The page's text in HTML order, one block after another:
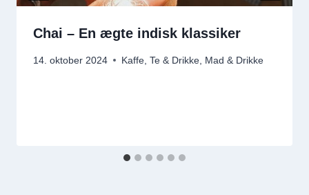
Chai – En ægte indisk klassiker
14. oktober 2024 Kaffe, Te & Drikke Mad & Drikke